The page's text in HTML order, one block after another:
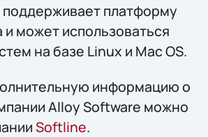
платформу
может использоваться
на базе Linux и Mac OS.
информацию о
Alloy Software можно
Softline.